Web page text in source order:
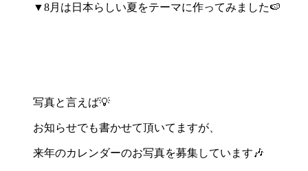
▼8月は日本らしい夏をテーマに作ってみました🍉
写真と言えば💡
お知らせでも書かせて頂いてますが、
来年のカレンダーのお写真を募集しています🎶